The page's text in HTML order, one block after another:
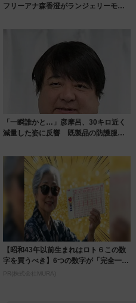
フリーアナ森香澄がランジェリーモデ
「一瞬誰かと…」彦摩呂、30キロ近く
減量した姿に反響 既製品の防護服が
【昭和43年以前生まれはロト６この数
字を買うべき】6つの数字が「完全一
致」する方...
PR(株式会社MURA)